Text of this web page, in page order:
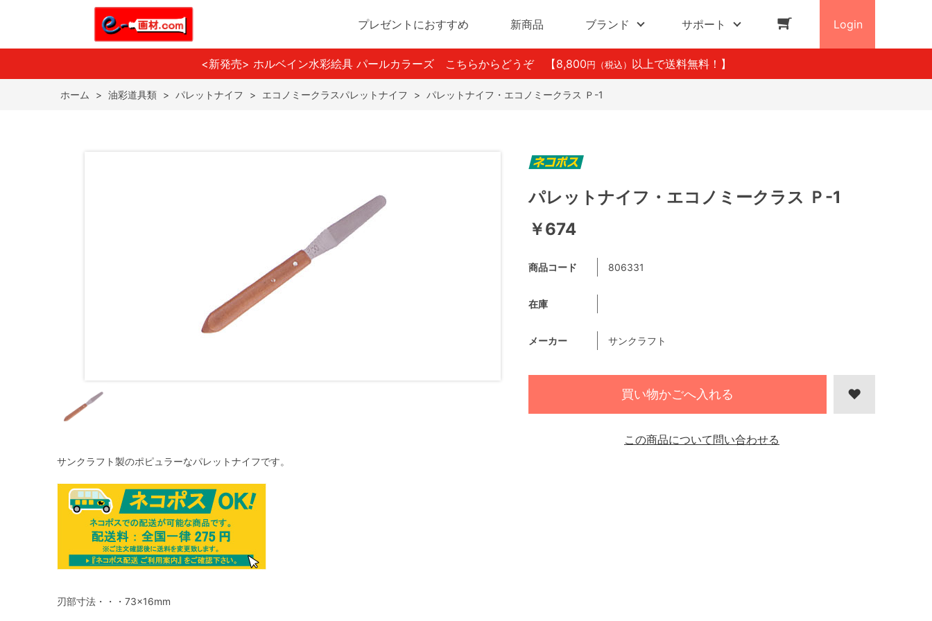
プレゼントにおすすめ 新商品 ブランド サポート Login
<新発売> ホルベイン水彩絵具 パールカラーズ こちらからどうぞ 【8,800 円（税込） 以上で送料無料！】
ホーム > 油彩道具類 > パレットナイフ > エコノミークラスパレットナイフ > パレットナイフ・エコノミークラス Ｐ-1
サンクラフト製のポピュラーなパレットナイフです。
刃部寸法・・・73×16mm
パレットナイフ・エコノミークラス Ｐ-1
￥674
商品コード 806331
在庫
メーカー サンクラフト
買い物かごへ入れる
この商品について問い合わせる